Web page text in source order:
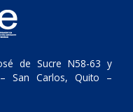
de Sucre N58-63 y
San Carlos, Quito –